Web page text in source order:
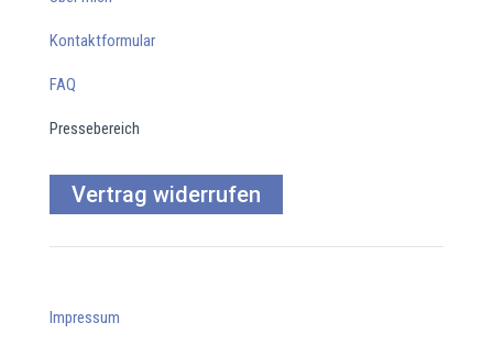
Kontaktformular
FAQ
Pressebereich
Vertrag widerrufen
Impressum